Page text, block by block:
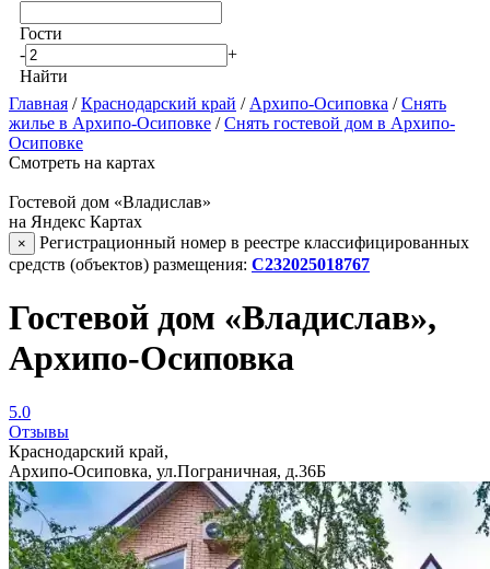
Гости
-
+
Найти
Главная /Краснодарский край / Архипо-Осиповка /Снять
жилье в Архипо-Осиповке /Снять гостевой дом в Архипо-
Осиповке
Смотреть на картах
Гостевой дом «Владислав»
на Яндекс Картах
×
Регистрационный номер в реестре классифицированных
средств (объектов) размещения: С232025018767
Гостевой дом «Владислав»,
Архипо-Осиповка
5.0
Отзывы
Краснодарский край,
Архипо-Осиповка, ул.Пограничная, д.36Б